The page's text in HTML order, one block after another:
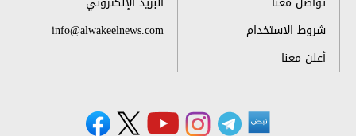
شروط الاستخدام
أعلن معنا
info@alwakeelnews.com